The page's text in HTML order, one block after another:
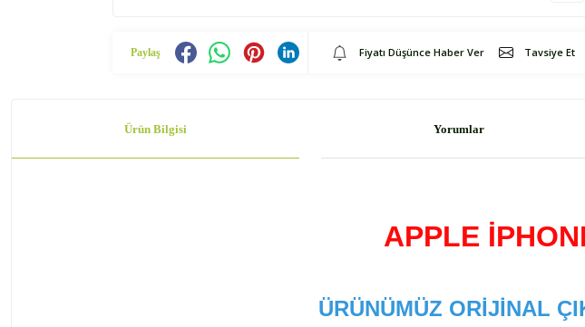
Paylaş Fiyatı Düşünce Haber Ver Tavsiye Et
Ürün Bilgisi Yorumlar
APPLE
ÜRÜNÜMÜZ ORİJİNAL